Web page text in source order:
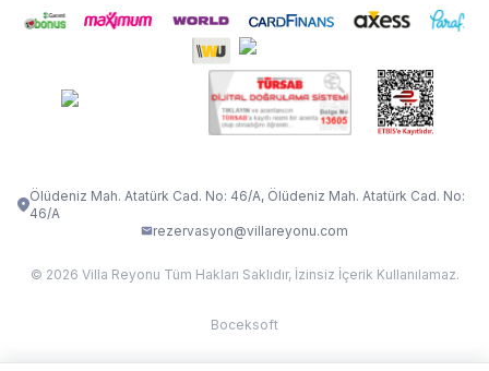
VILLA ADRIMA 1
VİLLA TİAMO VİLLA ZEYTİN DALI
VILLA ELMALI
Ölüdeniz Mah. Atatürk Cad. No: 46/A, Ölüdeniz Mah. Atatürk Cad. No:
46/A
rezervasyon@villareyonu.com
© 2026 Villa Reyonu Tüm Hakları Saklıdır, İzinsiz İçerik Kullanılamaz.
Boceksoft
Fethiye Kas Kalkan 2